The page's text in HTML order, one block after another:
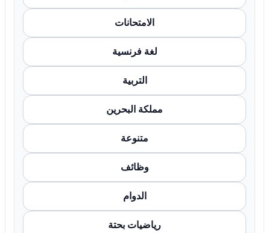
الامتحانات
لغة فرنسية
التربية
مملكة البحرين
متنوعة
وظائف
الدوام
رياضيات بحتة